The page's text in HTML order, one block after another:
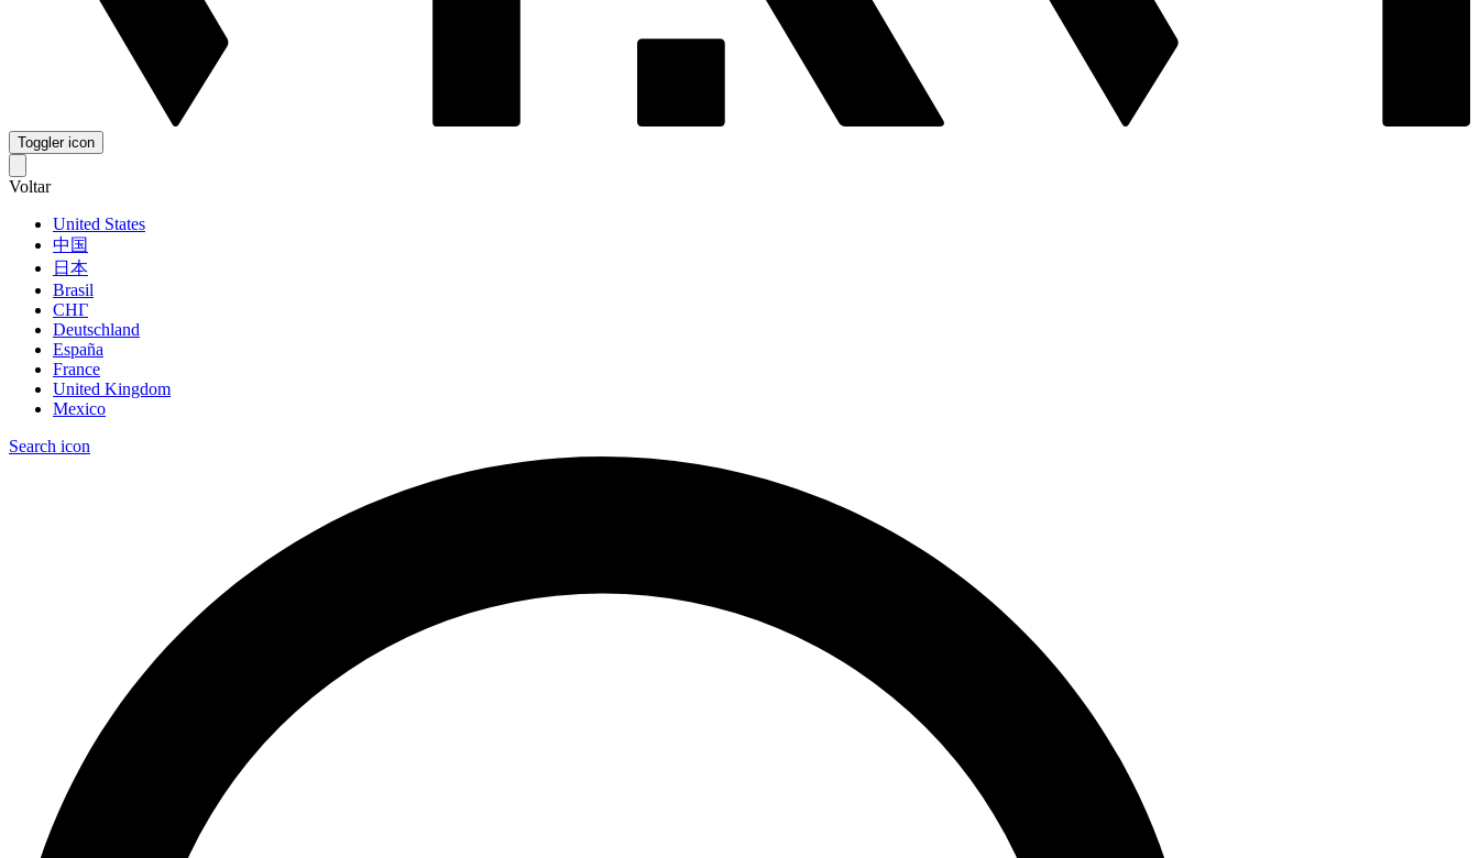
Toggler icon
Voltar
United States
中国
日本
Brasil
СНГ
Deutschland
España
France
United Kingdom
Mexico
Search icon